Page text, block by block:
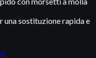
una sostituzione rapida e